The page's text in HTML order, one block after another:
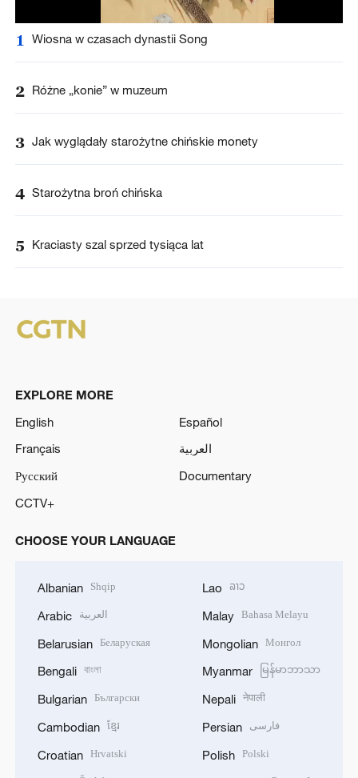
1 Wiosna w czasach dynastii Song
2 Różne „konie” w muzeum
3 Jak wyglądały starożytne chińskie monety
4 Starożytna broń chińska
5 Kraciasty szal sprzed tysiąca lat
EXPLORE MORE
English
Español
Français
العربية
Русский
Documentary
CCTV+
CHOOSE YOUR LANGUAGE
Albanian Shqip
Arabic العربية
Belarusian Беларуская
Bengali বাংলা
Bulgarian Български
Cambodian ខ្មែរ
Croatian Hrvatski
Lao ລາວ
Malay Bahasa Melayu
Mongolian Монгол
Myanmar မြန်မာဘာသာ
Nepali नेपाली
Persian فارسی
Polish Polski